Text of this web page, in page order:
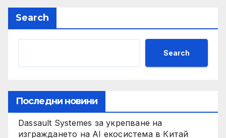
Search
Search
Последни новини
Dassault Systemes за укрепване на
изграждането на AI екосистема в Китай